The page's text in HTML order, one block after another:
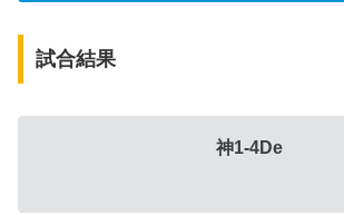
試合結果
神1-4De